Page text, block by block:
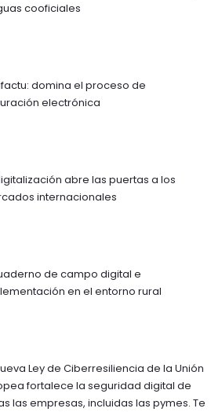
cooficiales
domina el proceso de
electrónica
abre las puertas a los
internacionales
de campo digital e
en el entorno rural
Ley de Ciberresiliencia de la Unión
fortalece la seguridad digital de
las empresas, incluidas las pymes. Te